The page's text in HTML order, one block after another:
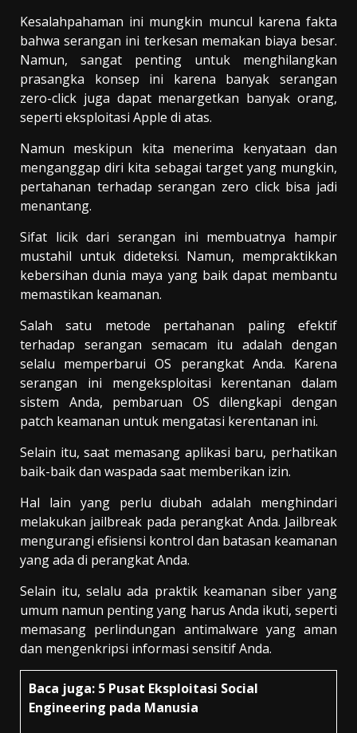
Kesalahpahaman ini mungkin muncul karena fakta
bahwa serangan ini terkesan memakan biaya besar.
Namun, sangat penting untuk menghilangkan
prasangka konsep ini karena banyak serangan
zero-click juga dapat menargetkan banyak orang,
seperti eksploitasi Apple di atas.
Namun meskipun kita menerima kenyataan dan
menganggap diri kita sebagai target yang mungkin,
pertahanan terhadap serangan zero click bisa jadi
menantang.
Sifat licik dari serangan ini membuatnya hampir
mustahil untuk dideteksi. Namun, mempraktikkan
kebersihan dunia maya yang baik dapat membantu
memastikan keamanan.
Salah satu metode pertahanan paling efektif
terhadap serangan semacam itu adalah dengan
selalu memperbarui OS perangkat Anda. Karena
serangan ini mengeksploitasi kerentanan dalam
sistem Anda, pembaruan OS dilengkapi dengan
patch keamanan untuk mengatasi kerentanan ini.
Selain itu, saat memasang aplikasi baru, perhatikan
baik-baik dan waspada saat memberikan izin.
Hal lain yang perlu diubah adalah menghindari
melakukan jailbreak pada perangkat Anda. Jailbreak
mengurangi efisiensi kontrol dan batasan keamanan
yang ada di perangkat Anda.
Selain itu, selalu ada praktik keamanan siber yang
umum namun penting yang harus Anda ikuti, seperti
memasang perlindungan antimalware yang aman
dan mengenkripsi informasi sensitif Anda.
Baca juga: 5 Pusat Eksploitasi Social
Engineering pada Manusia